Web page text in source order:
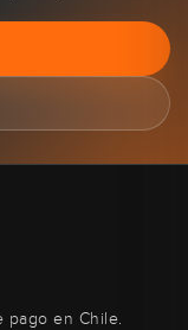
pago en Chile.